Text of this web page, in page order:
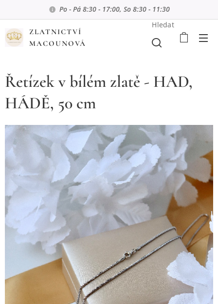
Po - Pá 8:30 - 17:00, So 8:30 - 11:30
ZLATNICTVÍ
MACOUNOVÁ
Hledat
Řetízek v bílém zlatě - HAD,
HÁDĚ, 50 cm